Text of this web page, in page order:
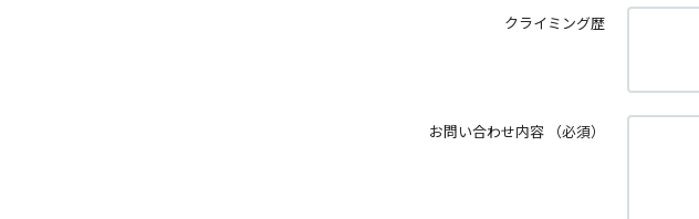
クライミング歴
お問い合わせ内容 （必須）